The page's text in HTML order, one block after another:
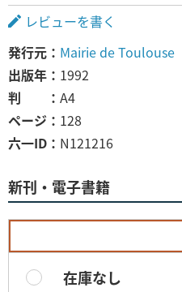
レビューを書く
発行元
Mairie de Toulouse
出版年
1992
判
A4
ページ
128
六一ID
N121216
新刊・電子書籍
在庫なし